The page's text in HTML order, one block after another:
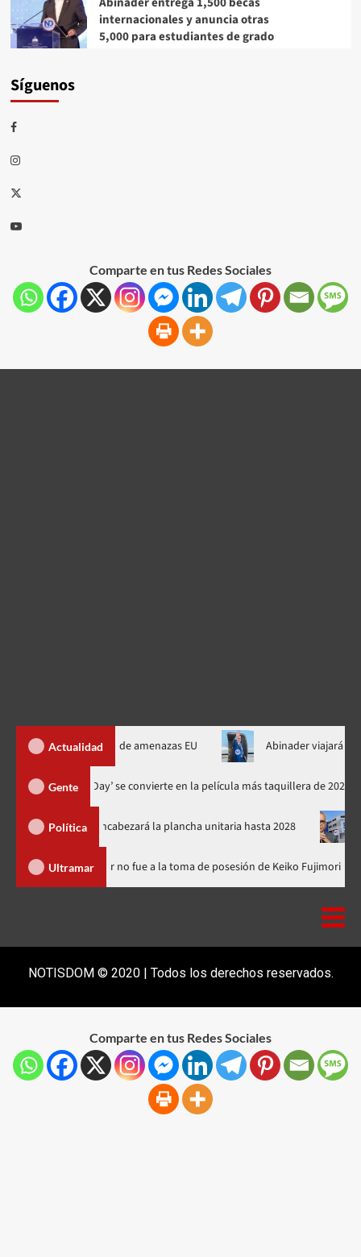
internacionales y anuncia otras
5,000 para estudiantes de grado
Síguenos
Comparte en tus Redes Sociales
Actualidad
al fin de amenazas EU Abinader viajará a Colombia a
Gente
‘Spider-Man: Brand New Day’ se convierte en la película más
Política
y encabezará la plancha unitaria hasta 2028 Carlos
Ultramar Luis Abinader no fue a la toma de posesión de Keiko
NOTISDOM © 2020 | Todos los derechos reservados.
Comparte en tus Redes Sociales